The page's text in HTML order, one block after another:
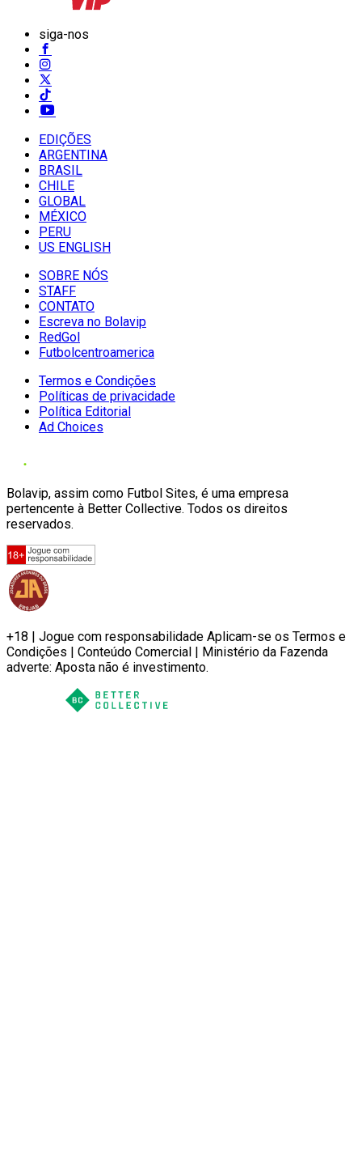
siga-nos
EDIÇÕES
ARGENTINA
BRASIL
CHILE
GLOBAL
MÉXICO
PERU
US ENGLISH
SOBRE NÓS
STAFF
CONTATO
Escreva no Bolavip
RedGol
Futbolcentroamerica
Termos e Condições
Políticas de privacidade
Política Editorial
Ad Choices
Bolavip, assim como Futbol Sites, é uma empresa
pertencente à Better Collective. Todos os direitos
reservados.
+18 | Jogue com responsabilidade Aplicam-se os Termos e
Condições | Conteúdo Comercial | Ministério da Fazenda
adverte: Aposta não é investimento.